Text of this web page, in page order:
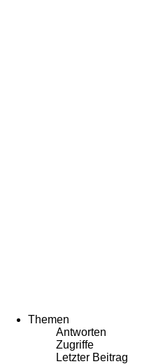
Themen
Antworten
Zugriffe
Letzter Beitrag